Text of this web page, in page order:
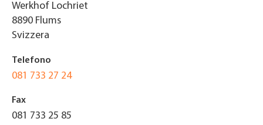
Werkhof Lochriet
8890 Flums
Svizzera
Telefono
081 733 27 24
Fax
081 733 25 85